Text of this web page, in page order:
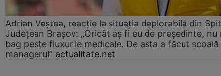
Adrian Veștea, reacție la situația deplorabilă din
Județean Brașov: „Oricât aș fi eu de președinte, nu
bag peste fluxurile medicale. De asta a făcut școală
managerul” actualitate.net